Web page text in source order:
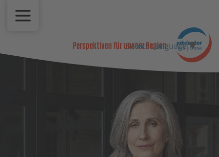
Select Language▼
Perspektiven für unsere Region.